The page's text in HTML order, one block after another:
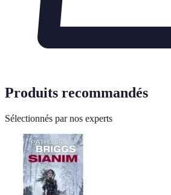
Produits recommandés
Sélectionnés par nos experts